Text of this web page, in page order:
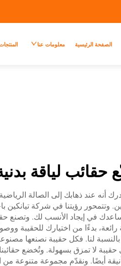
الصفحة الرئيسية معلومات عنا
حقائب لياقة
أنه عند ذهابك إلى الصالة
وتتمحور رؤيتنا في شركة
في إيجاد الأنسب لك. وتصنع
بدءًا من اختيارك للحقيبة
بالنسبة لنا. فكل حقيبة نصنعها
لا تمزق بسهولة. وتُخضع
أيضًا. ونقدّم مجموعة متنوعة